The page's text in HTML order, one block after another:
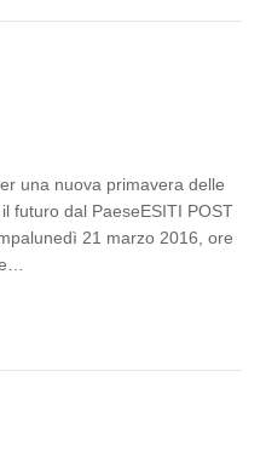
una nuova primavera delle
futuro dal PaeseESITI POST
21 marzo 2016, ore